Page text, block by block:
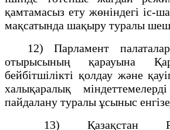
қамтамасыз ету жөніндегі іс-
мақсатында шақыру туралы
12) Парламент
отырысының қарауына
бейбiтшіліктi қолдау және
халықаралық
пайдалану туралы ұсыныс
13) Қазақстан